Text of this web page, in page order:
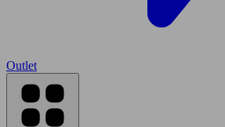
Outlet